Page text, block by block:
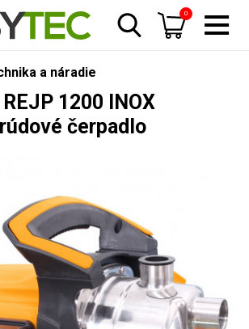
0
a náradie
1200 INOX
čerpadlo